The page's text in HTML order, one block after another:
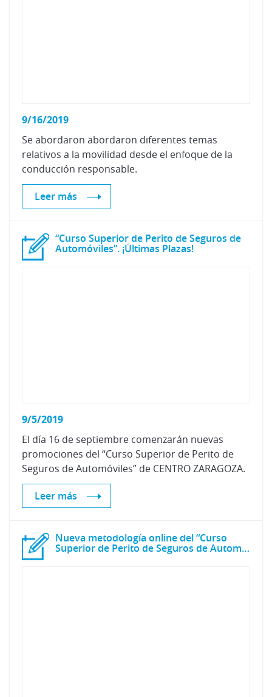
9/16/2019
Se abordaron abordaron diferentes temas
relativos a la movilidad desde el enfoque de la
conducción responsable.
Leer más
“Curso Superior de Perito de Seguros de
Automóviles”. ¡Últimas Plazas!
9/5/2019
El día 16 de septiembre comenzarán nuevas
promociones del “Curso Superior de Perito de
Seguros de Automóviles” de CENTRO ZARAGOZA.
Leer más
Nueva metodología online del “Curso
Superior de Perito de Seguros de Automóviles” de Centro Zaragoza